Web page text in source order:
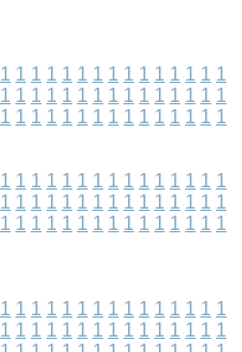
1 1 1 1 1 1 1 1 1 1 1 1 1 1 1
1 1 1 1 1 1 1 1 1 1 1 1 1 1 1
1 1 1 1 1 1 1 1 1 1 1 1 1 1 1
1 1 1 1 1 1 1 1 1 1 1 1 1 1 1
1 1 1 1 1 1 1 1 1 1 1 1 1 1 1
1 1 1 1 1 1 1 1 1 1 1 1 1 1 1
1 1 1 1 1 1 1 1 1 1 1 1 1 1 1
1 1 1 1 1 1 1 1 1 1 1 1 1 1 1